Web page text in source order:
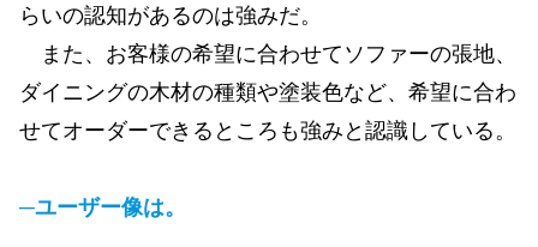
らいの認知があるのは強みだ。
また、お客様の希望に合わせてソファーの張地、
ダイニングの木材の種類や塗装色など、希望に合わ
せてオーダーできるところも強みと認識している。
─ユーザー像は。